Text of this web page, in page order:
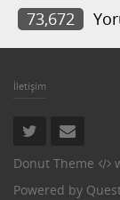
73,672
İletişim
Donut Theme
Powered by